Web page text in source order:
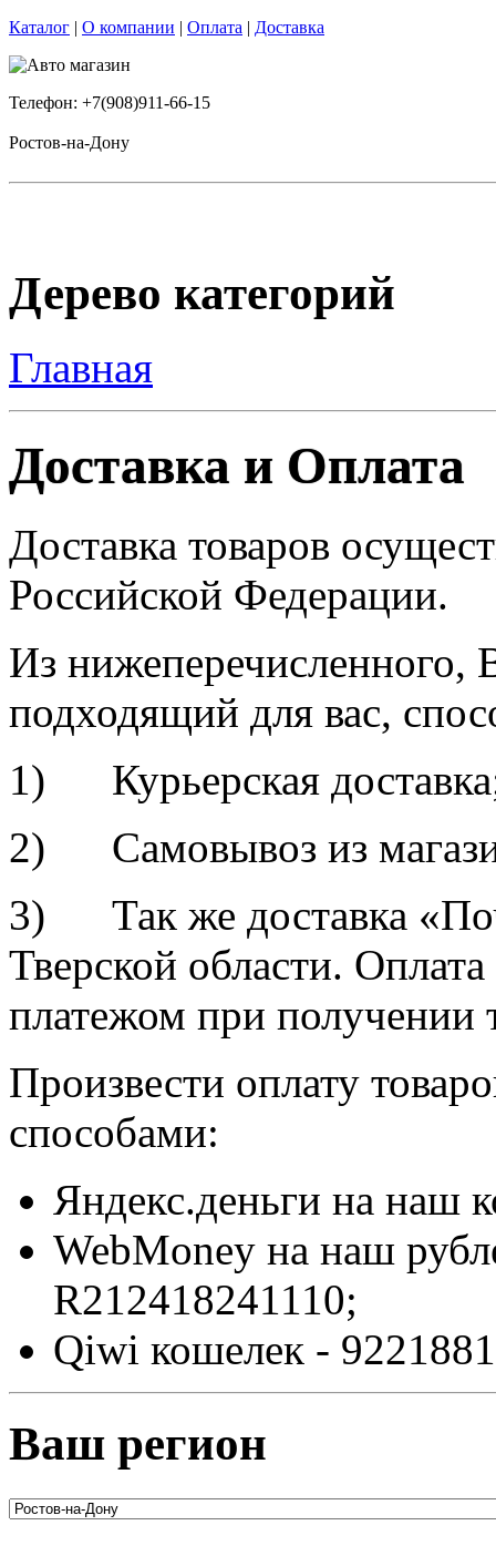
Каталог | О компании | Оплата | Доставка
Телефон: +7(908)911-66-15
Ростов-на-Дону
Дерево категорий
Главная
Доставка и Оплата
Доставка товаров
Российской Федерации.
Из
подходящий для вас,
1) Курьерская
2) Самовывоз из
3) Так же доставка
Тверской области.
платежом при получении
Произвести оплату
способами:
Яндекс.деньги на наш
WebMoney на наш
R212418241110;
Qiwi кошелек -
Ваш регион